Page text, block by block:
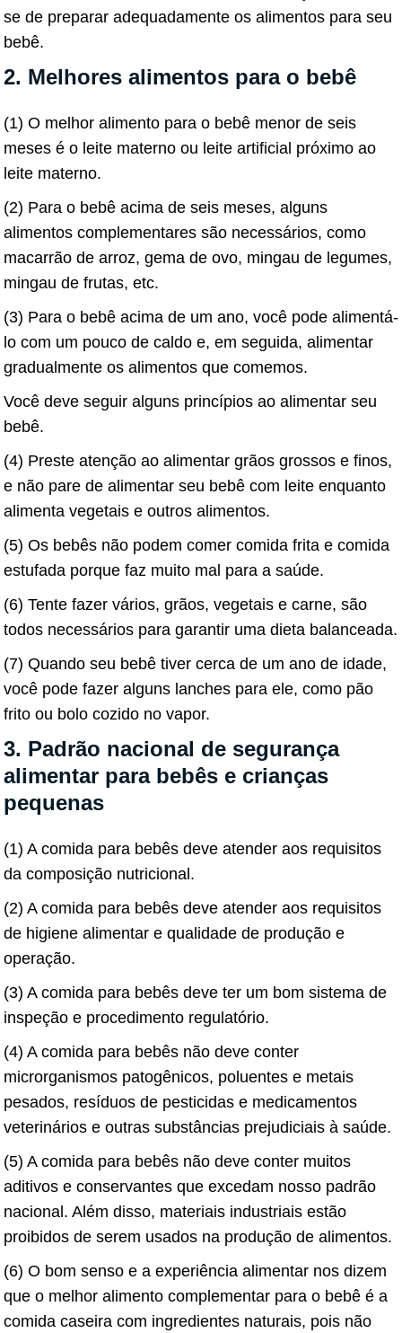
se de preparar adequadamente os alimentos para seu
bebê.
2. Melhores alimentos para o bebê
(1) O melhor alimento para o bebê menor de seis
meses é o leite materno ou leite artificial próximo ao
leite materno.
(2) Para o bebê acima de seis meses, alguns
alimentos complementares são necessários, como
macarrão de arroz, gema de ovo, mingau de legumes,
mingau de frutas, etc.
(3) Para o bebê acima de um ano, você pode alimentá-
lo com um pouco de caldo e, em seguida, alimentar
gradualmente os alimentos que comemos.
Você deve seguir alguns princípios ao alimentar seu
bebê.
(4) Preste atenção ao alimentar grãos grossos e finos,
e não pare de alimentar seu bebê com leite enquanto
alimenta vegetais e outros alimentos.
(5) Os bebês não podem comer comida frita e comida
estufada porque faz muito mal para a saúde.
(6) Tente fazer vários, grãos, vegetais e carne, são
todos necessários para garantir uma dieta balanceada.
(7) Quando seu bebê tiver cerca de um ano de idade,
você pode fazer alguns lanches para ele, como pão
frito ou bolo cozido no vapor.
3. Padrão nacional de segurança
alimentar para bebês e crianças
pequenas
(1) A comida para bebês deve atender aos requisitos
da composição nutricional.
(2) A comida para bebês deve atender aos requisitos
de higiene alimentar e qualidade de produção e
operação.
(3) A comida para bebês deve ter um bom sistema de
inspeção e procedimento regulatório.
(4) A comida para bebês não deve conter
microrganismos patogênicos, poluentes e metais
pesados, resíduos de pesticidas e medicamentos
veterinários e outras substâncias prejudiciais à saúde.
(5) A comida para bebês não deve conter muitos
aditivos e conservantes que excedam nosso padrão
nacional. Além disso, materiais industriais estão
proibidos de serem usados ​​na produção de alimentos.
(6) O bom senso e a experiência alimentar nos dizem
que o melhor alimento complementar para o bebê é a
comida caseira com ingredientes naturais, pois não